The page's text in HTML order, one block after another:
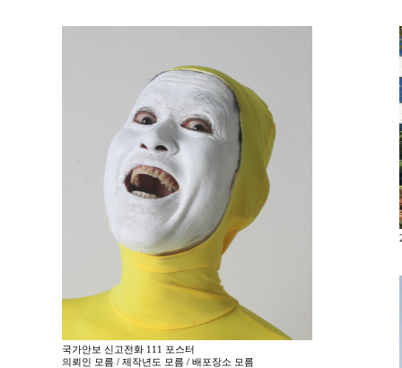
국가안보 신고전화 111 포스터
의뢰인 모름 / 제작년도 모름 / 배포장소 모름